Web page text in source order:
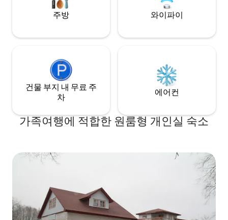
on kõik vajalik olemas.
주방 와이파이
건물 부지 내 무료 주
차
에어컨
가족여행에 적합한 원룸형 개인실 숙소